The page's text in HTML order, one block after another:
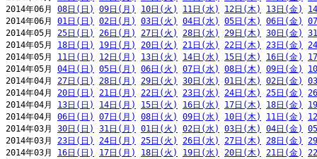
2014年06月 08日(日) 09日(月) 10日(火) 11日(水) 12日(木) 13日(金)
2014年06月 01日(日) 02日(月) 03日(火) 04日(水) 05日(木) 06日(金)
2014年05月 25日(日) 26日(月) 27日(火) 28日(水) 29日(木) 30日(金)
2014年05月 18日(日) 19日(月) 20日(火) 21日(水) 22日(木) 23日(金)
2014年05月 11日(日) 12日(月) 13日(火) 14日(水) 15日(木) 16日(金)
2014年05月 04日(日) 05日(月) 06日(火) 07日(水) 08日(木) 09日(金)
2014年04月 27日(日) 28日(月) 29日(火) 30日(水) 01日(木) 02日(金)
2014年04月 20日(日) 21日(月) 22日(火) 23日(水) 24日(木) 25日(金)
2014年04月 13日(日) 14日(月) 15日(火) 16日(水) 17日(木) 18日(金)
2014年04月 06日(日) 07日(月) 08日(火) 09日(水) 10日(木) 11日(金)
2014年03月 30日(日) 31日(月) 01日(火) 02日(水) 03日(木) 04日(金)
2014年03月 23日(日) 24日(月) 25日(火) 26日(水) 27日(木) 28日(金)
2014年03月 16日(日) 17日(月) 18日(火) 19日(水) 20日(木) 21日(金)